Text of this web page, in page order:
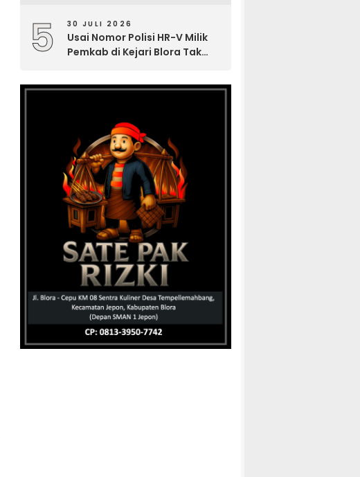
5 30 JULI 2026
Usai Nomor Polisi HR-V Milik
Pemkab di Kejari Blora Tak
Negara Harus Terbuka ke